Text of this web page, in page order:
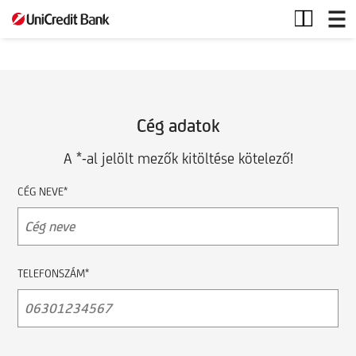
Céges
termék
Cég adatok
A *-al jelölt mezők kitöltése kötelező!
CÉG NEVE*
TELEFONSZÁM*